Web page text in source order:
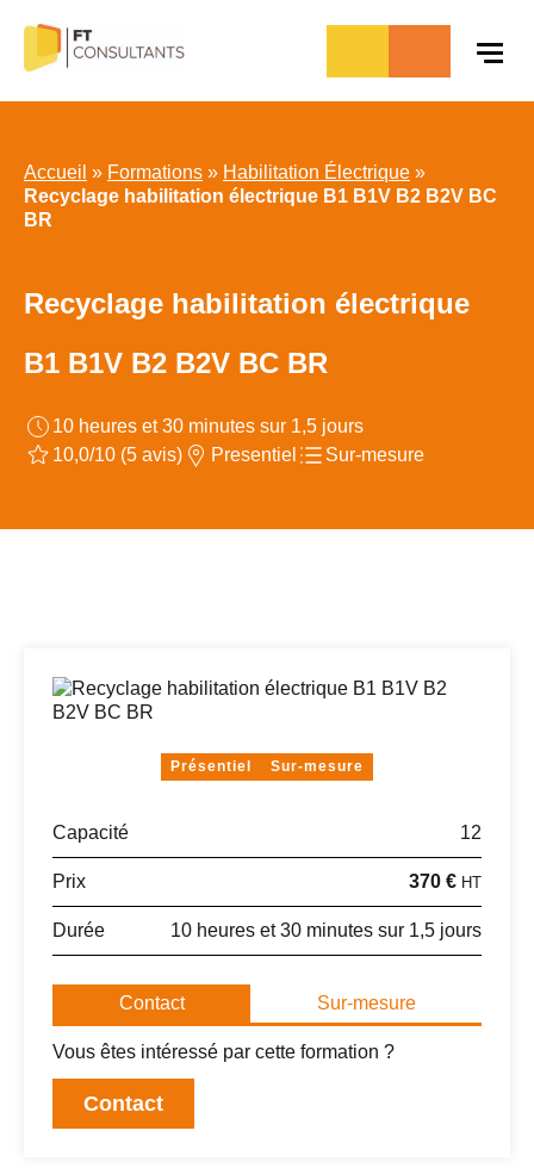
contenu
Accueil » Formations » Habilitation Électrique »
Recyclage habilitation électrique B1 B1V B2 B2V BC
BR
Recyclage habilitation électrique
B1 B1V B2 B2V BC BR
10 heures et 30 minutes sur 1,5 jours
10,0/10 (5 avis)
Presentiel Sur-mesure
Présentiel Sur-mesure
Capacité 12
Prix 370 € HT
Durée 10 heures et 30 minutes sur 1,5 jours
Contact Sur-mesure
Vous êtes intéressé par cette formation ?
Contact